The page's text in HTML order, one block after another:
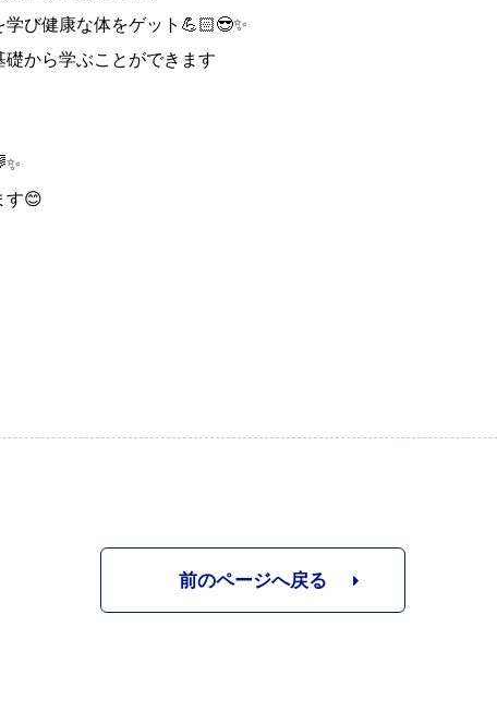
び健康な体をゲット💪🏻😎✨
礎から学ぶことができます
す😊
前のページへ戻る